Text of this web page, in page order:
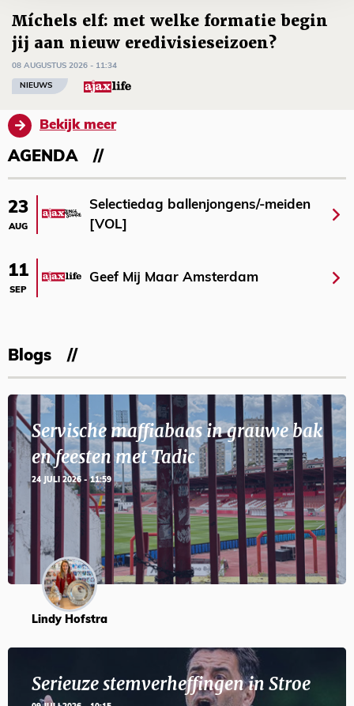
Míchels elf: met welke formatie begin
jij aan nieuw eredivisieseizoen?
08 AUGUSTUS 2026 - 11:34
NIEUWS
Bekijk meer
AGENDA
23
AUG
Selectiedag ballenjongens/-meiden
[VOL]
11
SEP
Geef Mij Maar Amsterdam
Blogs
Servische maffiabaas in grauwe bak
en feesten met Tadic
24 JULI 2026 - 11:59
Lindy Hofstra
Serieuze stemverheffingen in Stroe